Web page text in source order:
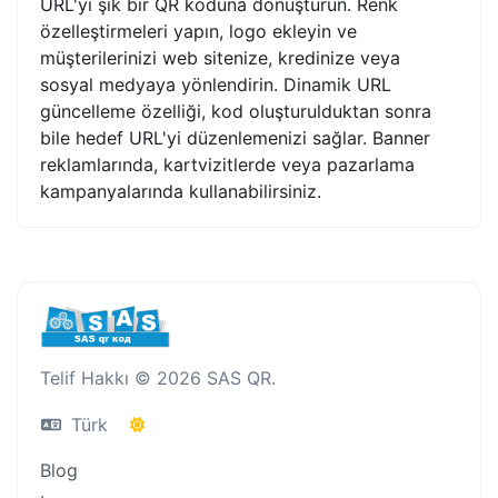
URL'yi şık bir QR koduna dönüştürün. Renk
özelleştirmeleri yapın, logo ekleyin ve
müşterilerinizi web sitenize, kredinize veya
sosyal medyaya yönlendirin. Dinamik URL
güncelleme özelliği, kod oluşturulduktan sonra
bile hedef URL'yi düzenlemenizi sağlar. Banner
reklamlarında, kartvizitlerde veya pazarlama
kampanyalarında kullanabilirsiniz.
Telif Hakkı © 2026 SAS QR.
Türk
Blog